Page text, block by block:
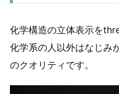
化学構造の立体表示を
化学系の人以外はなじみ
のクオリティです。